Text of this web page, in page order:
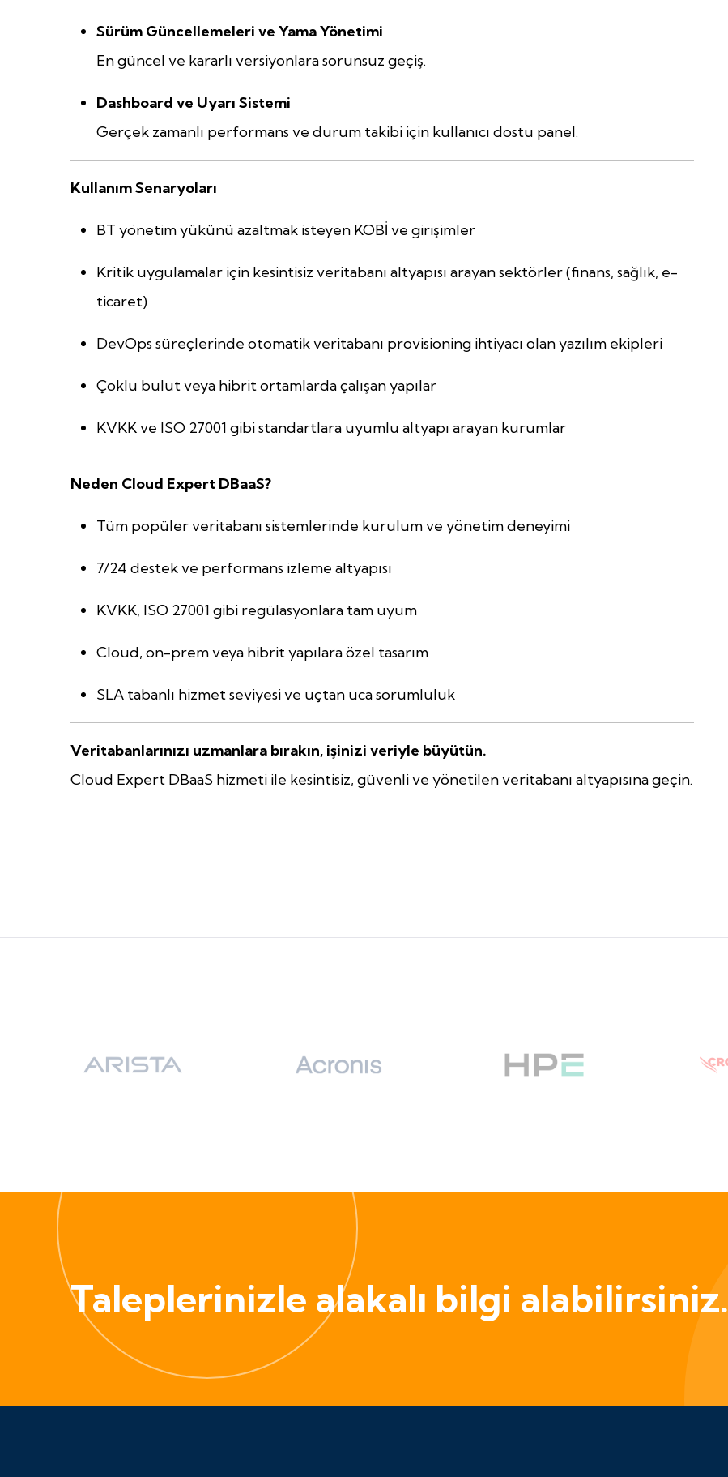
Sürüm Güncellemeleri ve Yama Yönetimi
En güncel ve kararlı versiyonlara sorunsuz geçiş.
Dashboard ve Uyarı Sistemi
Gerçek zamanlı performans ve durum takibi için kullanıcı dostu panel.
Kullanım Senaryoları
BT yönetim yükünü azaltmak isteyen KOBİ ve girişimler
Kritik uygulamalar için kesintisiz veritabanı altyapısı arayan sektörler (finans, sağlık, e-
ticaret)
DevOps süreçlerinde otomatik veritabanı provisioning ihtiyacı olan yazılım ekipleri
Çoklu bulut veya hibrit ortamlarda çalışan yapılar
KVKK ve ISO 27001 gibi standartlara uyumlu altyapı arayan kurumlar
Neden Cloud Expert DBaaS?
Tüm popüler veritabanı sistemlerinde kurulum ve yönetim deneyimi
7/24 destek ve performans izleme altyapısı
KVKK, ISO 27001 gibi regülasyonlara tam uyum
Cloud, on-prem veya hibrit yapılara özel tasarım
SLA tabanlı hizmet seviyesi ve uçtan uca sorumluluk
Veritabanlarınızı uzmanlara bırakın, işinizi veriyle büyütün.
Cloud Expert DBaaS hizmeti ile kesintisiz, güvenli ve yönetilen veritabanı altyapısına geçin.
Taleplerinizle alakalı bilgi alabilirsiniz.